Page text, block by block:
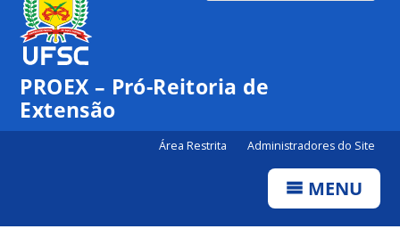
Canais
PROEX – Pró-Reitoria de
Extensão
Área Restrita Administradores do Site
MENU